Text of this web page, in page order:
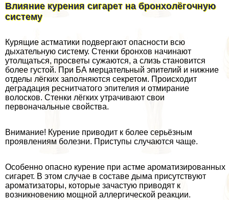
Влияние курения сигарет на бронхолёгочную
систему
Курящие астматики подвергают опасности всю
дыхательную систему. Стенки бронхов начинают
утолщаться, просветы сужаются, а слизь становится
более густой. При БА мерцательный эпителий и нижние
отделы лёгких заполняются секретом. Происходит
деградация реснитчатого эпителия и отмирание
волосков. Стенки лёгких утрачивают свои
первоначальные свойства.
Внимание! Курение приводит к более серьёзным
проявлениям болезни. Приступы случаются чаще.
Особенно опасно курение при астме ароматизированных
сигарет. В этом случае в составе дыма присутствуют
ароматизаторы, которые зачастую приводят к
возникновению мощной аллергической реакции.